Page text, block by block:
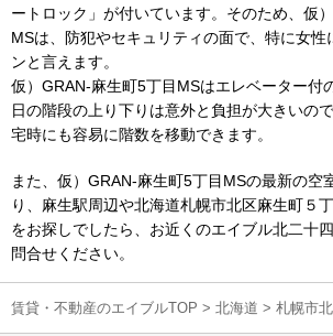
ートロック」が付いています。そのため、仮
MSは、防犯やセキュリティの面で、特に女性
ンと言えます。
仮）GRAN-麻生町5丁目MSはエレベーター付
日の階段の上り下りは意外と負担が大きいの
宅時にも容易に階数を移動できます。
また、仮）GRAN-麻生町5丁目MSの最新の空
り、麻生駅周辺や北海道札幌市北区麻生町５
をお探しでしたら、お近くのエイブル北二十
問合せください。
賃貸・不動産のエイブルTOP > 北海道 > 札幌市